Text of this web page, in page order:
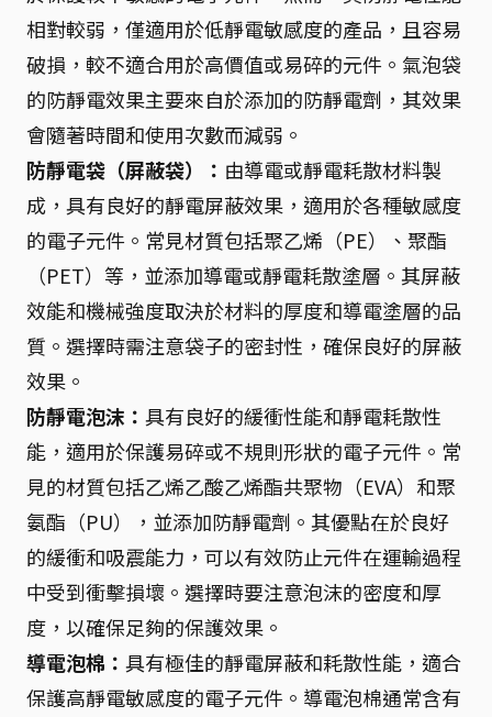
相對較弱，僅適用於低靜電敏感度的產品，且容易
破損，較不適合用於高價值或易碎的元件。氣泡袋
的防靜電效果主要來自於添加的防靜電劑，其效果
會隨著時間和使用次數而減弱。
防靜電袋（屏蔽袋）： 由導電或靜電耗散材料製
成，具有良好的靜電屏蔽效果，適用於各種敏感度
的電子元件。常見材質包括聚乙烯（PE）、聚酯
（PET）等，並添加導電或靜電耗散塗層。其屏蔽
效能和機械強度取決於材料的厚度和導電塗層的品
質。選擇時需注意袋子的密封性，確保良好的屏蔽
效果。
防靜電泡沫： 具有良好的緩衝性能和靜電耗散性
能，適用於保護易碎或不規則形狀的電子元件。常
見的材質包括乙烯乙酸乙烯酯共聚物（EVA）和聚
氨酯（PU），並添加防靜電劑。其優點在於良好
的緩衝和吸震能力，可以有效防止元件在運輸過程
中受到衝擊損壞。選擇時要注意泡沫的密度和厚
度，以確保足夠的保護效果。
導電泡棉： 具有極佳的靜電屏蔽和耗散性能，適合
保護高靜電敏感度的電子元件。導電泡棉通常含有